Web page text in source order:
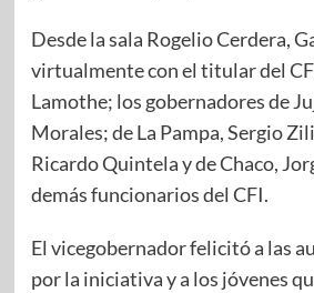
Desde la sala Rogelio Cerdera,
virtualmente con el titular del
Lamothe; los gobernadores de
Morales; de La Pampa, Sergio
Ricardo Quintela y de Chaco,
demás funcionarios del CFI.
El vicegobernador felicitó a las
por la iniciativa y a los jóvenes